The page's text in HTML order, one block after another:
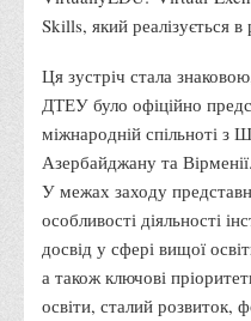
Адміністрація
Факультети
Обліково-фінансовий
Торгівлі, маркетингу
Економіки,
Кафедри
Маркетингу та реклами
Товарознавства,
Skills, який реалізується
Ця зустріч стала
ДТЕУ було офіційно
міжнародній спільноті з
Азербайджану та Вірменії.
У межах заходу
особливості діяльності
досвід у сфері вищої
а також ключові
освіти, сталий розвиток,